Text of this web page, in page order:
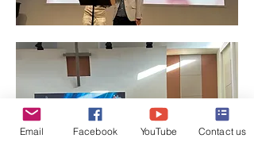
Email Facebook YouTube Contact us